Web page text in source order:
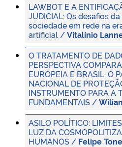
LAWBOT E A
JUDICIAL: Os desafios
sociedade em rede na
artificial /Vitalínio
O TRATAMENTO DE
PERSPECTIVA
EUROPEIA E BRASIL: O
NACIONAL DE
INSTRUMENTO PARA A
FUNDAMENTAIS /
ASILO POLÍTICO:
LUZ DA
HUMANOS / Felipe